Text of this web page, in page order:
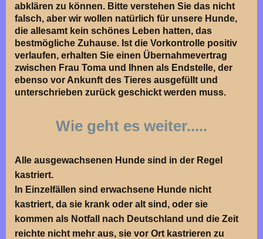
abklären zu können. Bitte verstehen Sie das nicht
falsch, aber wir wollen natürlich für unsere Hunde,
die allesamt kein schönes Leben hatten, das
bestmögliche Zuhause. Ist die Vorkontrolle positiv
verlaufen, erhalten Sie einen Übernahmevertrag
zwischen Frau Toma und Ihnen als Endstelle, der
ebenso vor Ankunft des Tieres ausgefüllt und
unterschrieben zurück geschickt werden muss.
Wie geht es weiter.....
Alle ausgewachsenen Hunde sind in der Regel
kastriert.
In Einzelfällen sind erwachsene Hunde nicht
kastriert, da sie krank oder alt sind, oder sie
kommen als Notfall nach Deutschland und die Zeit
reichte nicht mehr aus, sie vor Ort kastrieren zu